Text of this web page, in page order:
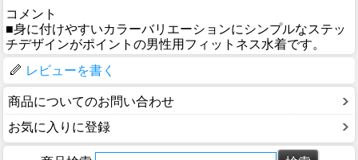
コメント
■身に付けやすいカラーバリエーションにシンプルなステッ
チデザインがポイントの男性用フィットネス水着です。
レビューを書く
商品についてのお問い合わせ
お気に入りに登録